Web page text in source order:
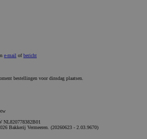
e-mail ofbericht
bestellingen voor dinsdag plaatsen.
NL820778382B01
Bakkerij Vermeeren. (20260623 - 2.03.9670)